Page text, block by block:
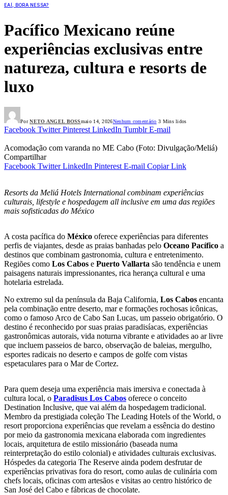
EAÍ, BORA NESSA?
Pacífico Mexicano reúne
experiências exclusivas entre
natureza, cultura e resorts de
luxo
Por NETO ANGEL BOSSmaio 14, 2026Nenhum comentário 3 Mins lidos
Facebook Twitter Pinterest LinkedIn Tumblr E-mail
Acomodação com varanda no ME Cabo (Foto: Divulgação/Meliá)
Compartilhar
Facebook Twitter LinkedIn Pinterest E-mail Copiar Link
Resorts da Meliá Hotels International combinam experiências
culturais, lifestyle e hospedagem all inclusive em uma das regiões
mais sofisticadas do México
A costa pacífica do México oferece experiências para diferentes
perfis de viajantes, desde as praias banhadas pelo Oceano Pacífico a
destinos que combinam gastronomia, cultura e entretenimento.
Regiões como Los Cabos e Puerto Vallarta são tendência e unem
paisagens naturais impressionantes, rica herança cultural e uma
hotelaria estrelada.
No extremo sul da península da Baja California, Los Cabos encanta
pela combinação entre deserto, mar e formações rochosas icônicas,
como o famoso Arco de Cabo San Lucas, um passeio obrigatório. O
destino é reconhecido por suas praias paradisíacas, experiências
gastronômicas autorais, vida noturna vibrante e atividades ao ar livre
que incluem passeios de barco, observação de baleias, mergulho,
esportes radicais no deserto e campos de golfe com vistas
espetaculares para o Mar de Cortez.
Para quem deseja uma experiência mais imersiva e conectada à
cultura local, o Paradisus Los Cabos oferece o conceito
Destination Inclusive, que vai além da hospedagem tradicional.
Membro da prestigiada coleção The Leading Hotels of the World, o
resort proporciona experiências que revelam a essência do destino
por meio da gastronomia mexicana elaborada com ingredientes
locais, arquitetura de estilo missionário (baseada numa
reinterpretação do estilo colonial) e atividades culturais exclusivas.
Hóspedes da categoria The Reserve ainda podem desfrutar de
experiências privativas fora do resort, como aulas de culinária com
chefs locais, oficinas com artesãos e visitas ao centro histórico de
San José del Cabo e fábricas de chocolate.